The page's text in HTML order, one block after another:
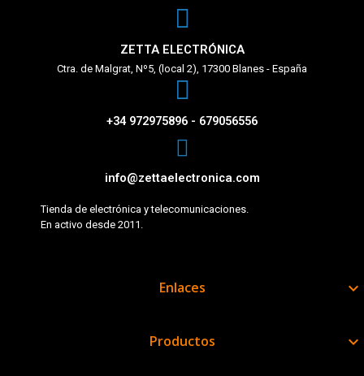
ZETTA ELECTRÓNICA
Ctra. de Malgrat, Nº5, (local 2), 17300 Blanes - España
+34 972975896 - 679056556
info@zettaelectronica.com
Tienda de electrónica y telecomunicaciones.
En activo desde 2011.
Enlaces 
Productos 